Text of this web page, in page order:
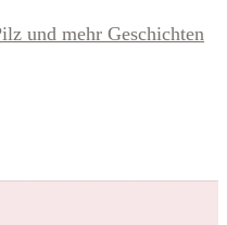
und mehr Geschichten